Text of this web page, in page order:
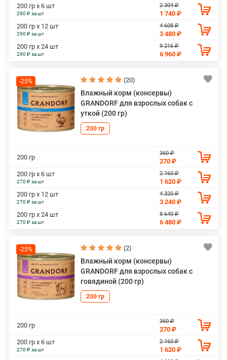
200 гр х 6 шт
290 ₽ за шт
2 304 ₽
1 740 ₽
200 гр х 12 шт
290 ₽ за шт
4 608 ₽
3 480 ₽
200 гр х 24 шт
290 ₽ за шт
9 216 ₽
6 960 ₽
-25% (20)
Влажный корм (консервы)
GRANDORF для взрослых собак с
уткой (200 гр)
200 гр
200 гр
360 ₽
270 ₽
200 гр х 6 шт
270 ₽ за шт
2 160 ₽
1 620 ₽
200 гр х 12 шт
270 ₽ за шт
4 320 ₽
3 240 ₽
200 гр х 24 шт
270 ₽ за шт
8 640 ₽
6 480 ₽
-25% (2)
Влажный корм (консервы)
GRANDORF для взрослых собак с
говядиной (200 гр)
200 гр
200 гр
360 ₽
270 ₽
200 гр х 6 шт
270 ₽ за шт
2 160 ₽
1 620 ₽